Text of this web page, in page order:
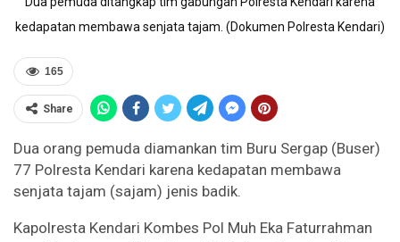
kedapatan membawa senjata tajam. (Dokumen Polresta Kendari)
165
Share
Dua orang pemuda diamankan tim Buru Sergap (Buser)
77 Polresta Kendari karena kedapatan membawa
senjata tajam (sajam) jenis badik.
Kapolresta Kendari Kombes Pol Muh Eka Faturrahman